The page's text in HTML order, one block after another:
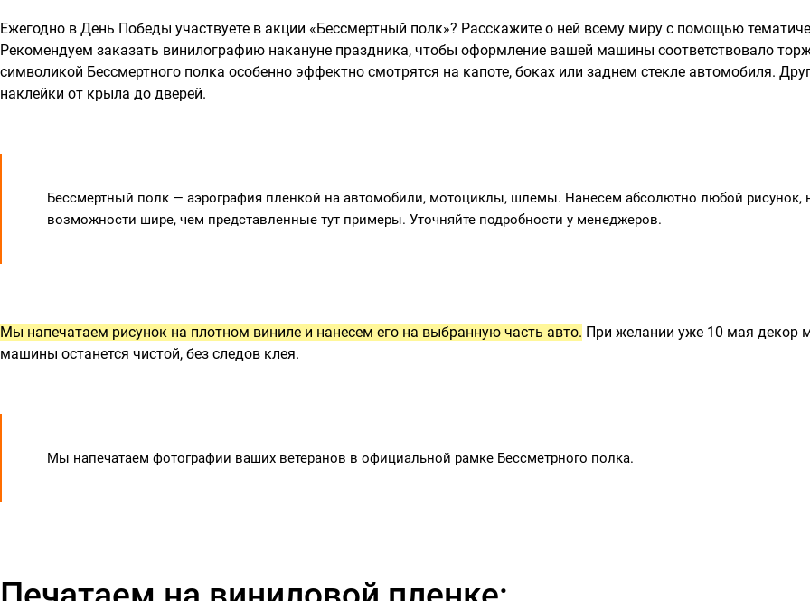
Ежегодно в День Победы участвуете в акции «Бессмертный полк»? Расскажите о ней всему миру с помощью
Рекомендуем заказать винилографию накануне праздника, чтобы оформление вашей машины соответствовало
символикой Бессмертного полка особенно эффектно смотрятся на капоте, боках или заднем стекле автомобиля.
наклейки от крыла до дверей.
Бессмертный полк — аэрография пленкой на автомобили, мотоциклы, шлемы. Нанесем абсолютно любой
возможности шире, чем представленные тут примеры. Уточняйте подробности у менеджеров.
Мы напечатаем рисунок на плотном виниле и нанесем его на выбранную часть авто. При желании уже 10 мая декор
машины останется чистой, без следов клея.
Мы напечатаем фотографии ваших ветеранов в официальной рамке Бессметрного полка.